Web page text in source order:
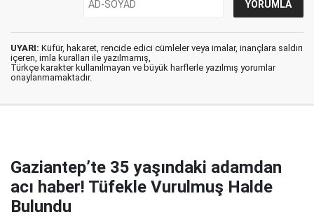
UYARI: Küfür, hakaret, rencide edici cümleler veya imalar, inançlara saldırı
içeren, imla kuralları ile yazılmamış,
Türkçe karakter kullanılmayan ve büyük harflerle yazılmış yorumlar
onaylanmamaktadır.
Gaziantep’te 35 yaşındaki adamdan
acı haber! Tüfekle Vurulmuş Halde
Bulundu